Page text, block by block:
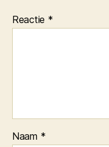
Reactie *
Naam *